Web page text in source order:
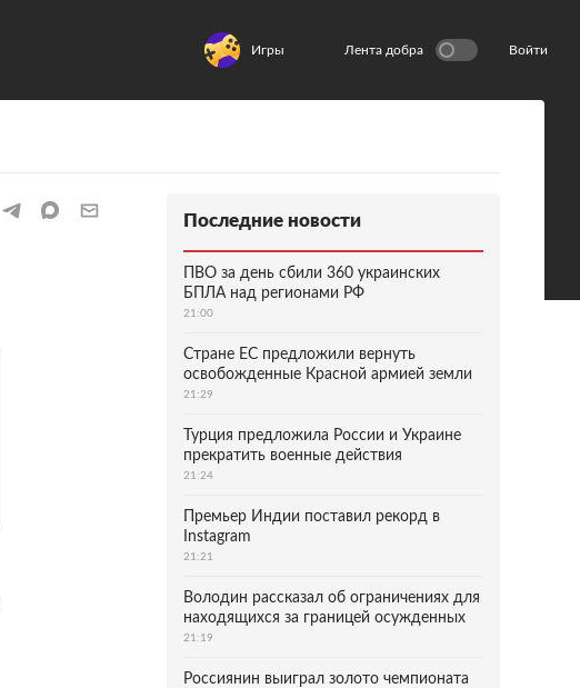
Игры Лента добра Войти
Последние новости
ПВО за день сбили 360 украинских
БПЛА над регионами РФ
21:00
Стране ЕС предложили вернуть
освобожденные Красной армией земли
21:29
Турция предложила России и Украине
прекратить военные действия
21:24
Премьер Индии поставил рекорд в
Instagram
21:21
Володин рассказал об ограничениях для
находящихся за границей осужденных
21:19
Россиянин выиграл золото чемпионата